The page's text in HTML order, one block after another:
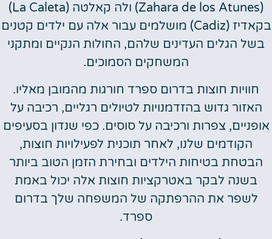
(Zahara de los Atunes) ולה קאלטה (La Caleta)
בקאדיז (Cadiz) מושלמים עבור אלה עם ילדים קטנים
בשל הגלים העדינים שלהם, החולות הנקיים ומתקני
המשחקים הסמוכים.
חוויות חוצות בדרום ספרד חורגות מהמובן מאליו.
האזור גדוש בהזדמנויות לטיולים רגליים, רכיבה על
צפרות ורכיבה על סוסים. כפי שנדון בסעיפים
הקודמים שלנו, לאחר תוכנית לפעילויות חוצות,
הבטחת בטיחות הילדים ובחירת הזמן הטוב ביותר
בשנה לבקר באטרקציות חוצות אלה יכול באמת
לשפר את ההרפתקה של המשפחה שלך בדרום
ספרד.